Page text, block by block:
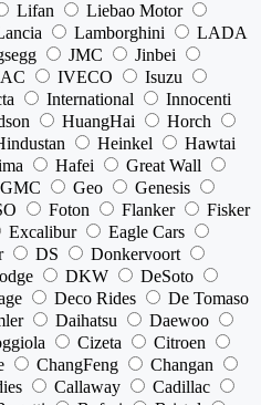
Lifan
Liebao Motor
Lamborghini
LADA
JMC
Jinbei
IVECO
Isuzu
International
Innocenti
HuangHai
Horch
Heinkel
Hawtai
Hafei
Great Wall
GMC Geo
Genesis
Foton Flanker
Fisker
Excalibur
Eagle Cars
DS
Donkervoort
DKW
DeSoto
Deco Rides
De Tomaso
Daihatsu
Daewoo
Cizeta
Citroen
ChangFeng
Changan
Callaway
Cadillac